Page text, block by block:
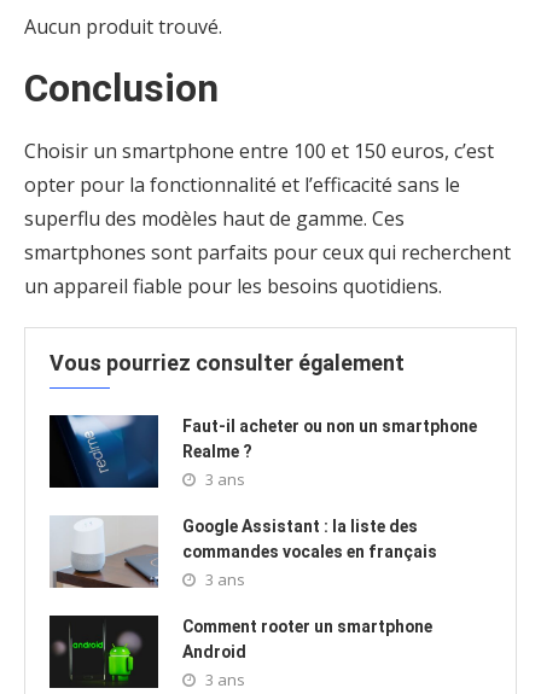
Aucun produit trouvé.
Conclusion
Choisir un smartphone entre 100 et 150 euros, c’est
opter pour la fonctionnalité et l’efficacité sans le
superflu des modèles haut de gamme. Ces
smartphones sont parfaits pour ceux qui recherchent
un appareil fiable pour les besoins quotidiens.
Vous pourriez consulter également
Faut-il acheter ou non un smartphone
Realme ?
3 ans
Google Assistant : la liste des
commandes vocales en français
3 ans
Comment rooter un smartphone
Android
3 ans